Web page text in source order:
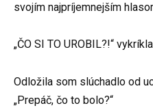
svojím najpríjemnejším
„ČO SI TO UROBIL?!“
Odložila som slúchadlo od
„Prepáč, čo to bolo?“